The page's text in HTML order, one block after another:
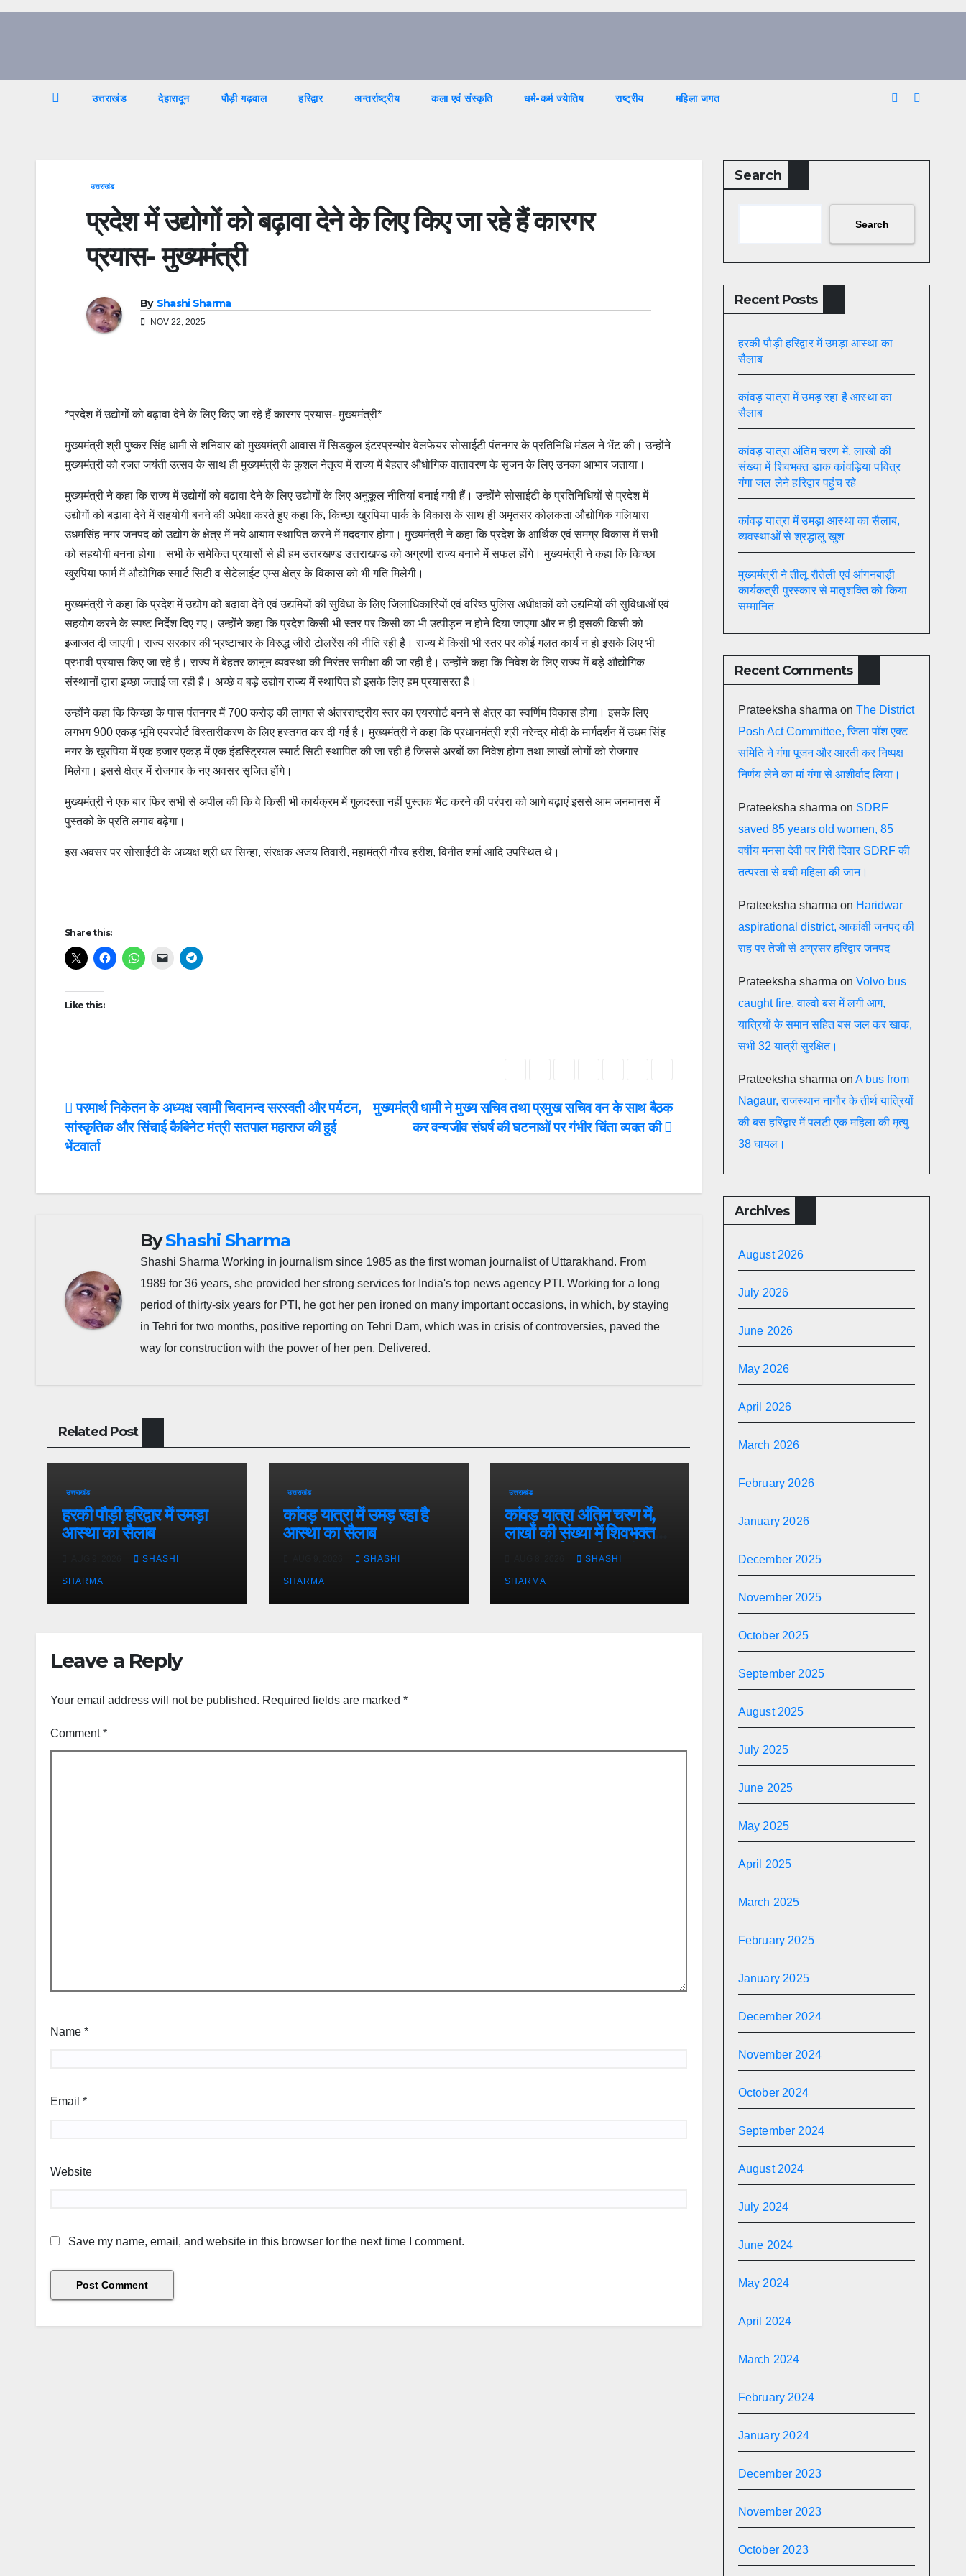
Skip
उत्तराखंड देहारादून पौड़ी गढ़वाल हरिद्वार अन्तर्राष्ट्रीय कला एवं संस्कृति धर्म-कर्म ज्येातिष राष्ट्रीय महिला जगत
उत्तराखंड
प्रदेश में उद्योगों को बढ़ावा देने के लिए किए जा रहे हैं कारगर
प्रयास- मुख्यमंत्री
By Shashi Sharma
NOV 22, 2025
*प्रदेश में उद्योगों को बढ़ावा देने के लिए किए जा रहे हैं कारगर प्रयास- मुख्यमंत्री*
मुख्यमंत्री श्री पुष्कर सिंह धामी से शनिवार को मुख्यमंत्री आवास में सिडकुल इंटरप्रन्योर वेलफेयर सोसाईटी पंतनगर के प्रतिनिधि मंडल ने भेंट की। उन्होंने
मुख्यमंत्री को रजत जयंती उत्सव के साथ ही मुख्यमंत्री के कुशल नेतृत्व में राज्य में बेहतर औधोगिक वातावरण के सृजन के लिए उनका आभार जताया।
मुख्यमंत्री ने कहा कि राज्य में उद्योगों को बढावा देने के लिए उद्योगों के लिए अनुकूल नीतियां बनाई गयी हैं। उन्होंने सोसाईटी के प्रतिनिधियों से प्रदेश में
उद्योगों को बढ़ावा देने में सहयोगी बनने की अपेक्षा करते हुए कहा कि, किच्छा खुरपिया पार्क के विकास के साथ ही अमृतसर कोलकता औद्योगिक गलियारा
उधमसिंह नगर जनपद को उद्योग के क्षेत्र में नये आयाम स्थापित करने में मददगार होगा। मुख्यमंत्री ने कहा कि प्रदेश के आर्थिक एवं समग्र विकास में सभी
को सहयोगी बनना होगा। सभी के समेकित प्रयासों से ही हम उत्तरखण्ड उत्तराखण्ड को अग्रणी राज्य बनाने में सफल होंगे। मुख्यमंत्री ने कहा कि किच्छा
खुरपिया फार्म में औद्योगिक स्मार्ट सिटी व सेटेलाईट एम्स क्षेत्र के विकास को भी गति मिलेगी।
मुख्यमंत्री ने कहा कि प्रदेश में उद्योग को बढ़ावा देने एवं उद्यमियों की सुविधा के लिए जिलाधिकारियों एवं वरिष्ठ पुलिस अधीक्षकों को उद्यमियों की सुविधाओं एवं
सहयोग करने के स्पष्ट निर्देश दिए गए। उन्होंने कहा कि प्रदेश किसी भी स्तर पर किसी का भी उत्पीड़न न होने दिया जाएगा और न ही इसकी किसी को
इजाजत दी जाएगी। राज्य सरकार की भ्रष्टाचार के विरुद्ध जीरो टोलरेंस की नीति रही है। राज्य में किसी भी स्तर पर कोई गलत कार्य न हो इसके लिए भी
प्रभावी प्रयास किए जा रहे है। राज्य में बेहतर कानून व्यवस्था की निरंतर समीक्षा की जा रही है। उन्होंने कहा कि निवेश के लिए राज्य में बड़े औद्योगिक
संस्थानों द्वारा इच्छा जताई जा रही है। अच्छे व बड़े उद्योग राज्य में स्थापित हो इसके लिए हम प्रयासरत है।
उन्होंने कहा कि किच्छा के पास पंतनगर में 700 करोड़ की लागत से अंतरराष्ट्रीय स्तर का एयरपोर्ट बनने से क्षेत्र का स्वर्णिम विकास होगा। इसके लिए
लगभग 900 एकड़ भूमि एयरपोर्ट विस्तारीकरण के लिए हस्तगत कर दी गई है। मुख्यमंत्री ने कहा कि प्रधानमंत्री श्री नरेन्द्र मोदी के मार्गदर्शन में उधम सिंह
नगर के खुरपिया में एक हजार एकड़ में एक इंडस्ट्रियल स्मार्ट सिटी स्थापित की जा रही है जिससे अरबों का निवेश होगा तथा लाखों लोगों को रोजगार
मिलेगा। इससे क्षेत्र में रोजगार के नए अवसर सृजित होंगे।
मुख्यमंत्री ने एक बार फिर सभी से अपील की कि वे किसी भी कार्यक्रम में गुलदस्ता नहीं पुस्तक भेंट करने की परंपरा को आगे बढ़ाएं इससे आम जनमानस में
पुस्तकों के प्रति लगाव बढ़ेगा।
इस अवसर पर सोसाईटी के अध्यक्ष श्री धर सिन्हा, संरक्षक अजय तिवारी, महामंत्री गौरव हरीश, विनीत शर्मा आदि उपस्थित थे।
Post
navigation
Share this:
Like this:
Post
navigation
मुख्यमंत्री धामी ने मुख्य सचिव तथा प्रमुख सचिव वन के साथ बैठक
कर वन्यजीव संघर्ष की घटनाओं पर गंभीर चिंता व्यक्त की
परमार्थ निकेतन के अध्यक्ष स्वामी चिदानन्द सरस्वती और पर्यटन,
सांस्कृतिक और सिंचाई कैबिनेट मंत्री सतपाल महाराज की हुई
भेंटवार्ता
ByShashi Sharma
Shashi Sharma Working in journalism since 1985 as the first woman journalist of Uttarakhand. From
1989 for 36 years, she provided her strong services for India's top news agency PTI. Working for a long
period of thirty-six years for PTI, he got her pen ironed on many important occasions, in which, by staying
in Tehri for two months, positive reporting on Tehri Dam, which was in crisis of controversies, paved the
way for construction with the power of her pen. Delivered.
Related Post
उत्तराखंड
हरकी पौड़ी हरिद्वार में उमड़ा
आस्था का सैलाब
SHASHI
SHARMA
उत्तराखंड
कांवड़ यात्रा में उमड़ रहा है
आस्था का सैलाब
SHASHI
SHARMA
उत्तराखंड
कांवड़ यात्रा अंतिम चरण में,
लाखों की संख्या में शिवभक्त
डाक कांवड़िया पवित्र गंगा जल
लेने हरिद्वार पहुंच रहे
SHASHI
SHARMA
Leave a Reply
Your email address will not be published. Required fields are marked *
Comment*
Name *
Email *
Website
Save my name, email, and website in this browser for the next time I comment.
Search
Search
Recent Posts
हरकी पौड़ी हरिद्वार में उमड़ा आस्था का
सैलाब
कांवड़ यात्रा में उमड़ रहा है आस्था का
सैलाब
कांवड़ यात्रा अंतिम चरण में, लाखों की
संख्या में शिवभक्त डाक कांवड़िया पवित्र
गंगा जल लेने हरिद्वार पहुंच रहे
कांवड़ यात्रा में उमड़ा आस्था का सैलाब,
व्यवस्थाओं से श्रद्धालु खुश
मुख्यमंत्री ने तीलू रौतेली एवं आंगनबाड़ी
कार्यकत्री पुरस्कार से मातृशक्ति को किया
सम्मानित
Recent Comments
Prateeksha sharma on The District
Posh Act Committee, जिला पॉश एक्ट
समिति ने गंगा पूजन और आरती कर निष्पक्ष
निर्णय लेने का मां गंगा से आशीर्वाद लिया।
Prateeksha sharma on SDRF
saved 85 years old women, 85
वर्षीय मनसा देवी पर गिरी दिवार SDRF की
तत्परता से बची महिला की जान।
Prateeksha sharma on Haridwar
aspirational district, आकांक्षी जनपद की
राह पर तेजी से अग्रसर हरिद्वार जनपद
Prateeksha sharma on Volvo bus
caught fire, वाल्वो बस में लगी आग,
यात्रियों के समान सहित बस जल कर खाक,
सभी 32 यात्री सुरक्षित।
Prateeksha sharma on A bus from
Nagaur, राजस्थान नागौर के तीर्थ यात्रियों
की बस हरिद्वार में पलटी एक महिला की मृत्यु
38 घायल।
Archives
August 2026
July 2026
June 2026
May 2026
April 2026
March 2026
February 2026
January 2026
December 2025
November 2025
October 2025
September 2025
August 2025
July 2025
June 2025
May 2025
April 2025
March 2025
February 2025
January 2025
December 2024
November 2024
October 2024
September 2024
August 2024
July 2024
June 2024
May 2024
April 2024
March 2024
February 2024
January 2024
December 2023
November 2023
October 2023